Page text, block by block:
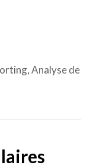
Analyse de